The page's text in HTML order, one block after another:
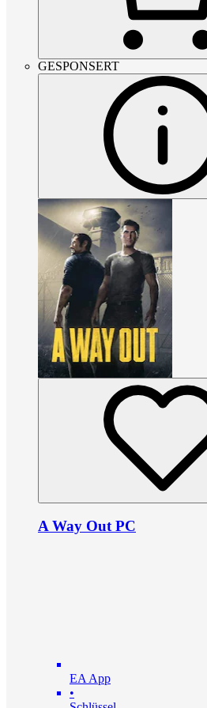
GESPONSERT
A Way Out PC
EA App
•